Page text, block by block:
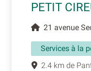
PETIT
21 avenue
Services à la
2.4 km de